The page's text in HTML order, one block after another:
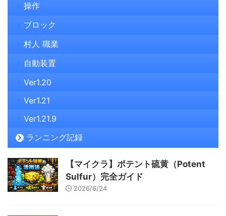
操作
ブロック
村人 職業
自動装置
Ver1.20
Ver1.21
Ver1.21.9
ランニング記録
【マイクラ】ポテント硫黄（Potent
Sulfur）完全ガイド
2026/6/24